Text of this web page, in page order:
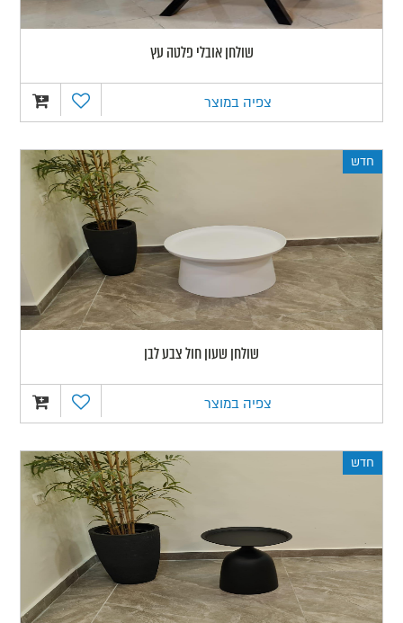
שולחן אובלי פלטה עץ
צפיה במוצר
שולחן שעון חול צבע לבן
צפיה במוצר
חדש
חדש